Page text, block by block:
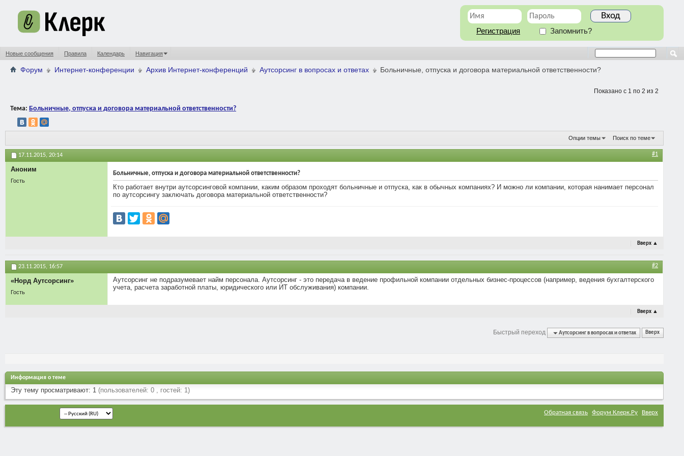
Регистрация Запомнить?
Новые сообщения Правила Календарь Навигация
Форум Интернет-конференции Архив Интернет-конференций Аутсорсинг в вопросах и ответах Больничные, отпуска и договора материальной ответственности?
Показано с 1 по 2 из 2
Тема: Больничные, отпуска и договора материальной ответственности?
Опции темы Поиск по теме
17.11.2015, 20:14 #1
Аноним
Гость
Больничные, отпуска и договора материальной ответственности?
Кто работает внутри аутсорсинговой компании, каким образом проходят больничные и отпуска, как в обычных компаниях? И можно ли компании, которая нанимает персонал
по аутсорсингу заключать договора материальной ответственности?
Вверх ▲
23.11.2015, 16:57 #2
«Норд Аутсорсинг»
Гость
Аутсорсинг не подразумевает найм персонала. Аутсорсинг - это передача в ведение профильной компании отдельных бизнес-процессов (например, ведения бухгалтерского
учета, расчета заработной платы, юридического или ИТ обслуживания) компании.
Вверх ▲
Быстрый переход Аутсорсинг в вопросах и ответах Вверх
Информация о теме
Эту тему просматривают: 1 (пользователей: 0 , гостей: 1)
Обратная связь Форум Клерк.Ру Вверх